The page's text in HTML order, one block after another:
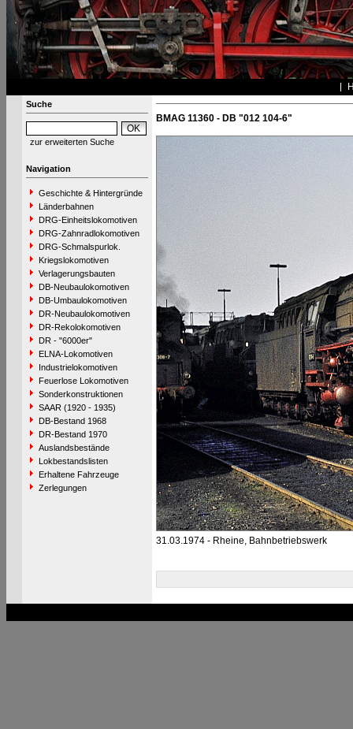
Suche
zur erweiterten Suche
Navigation
Geschichte & Hintergründe
Länderbahnen
DRG-Einheitslokomotiven
DRG-Zahnradlokomotiven
DRG-Schmalspurlok.
Kriegslokomotiven
Verlagerungsbauten
DB-Neubaulokomotiven
DB-Umbaulokomotiven
DR-Neubaulokomotiven
DR-Rekolokomotiven
DR - "6000er"
ELNA-Lokomotiven
Industrielokomotiven
Feuerlose Lokomotiven
Sonderkonstruktionen
SAAR (1920 - 1935)
DB-Bestand 1968
DR-Bestand 1970
Auslandsbestände
Lokbestandslisten
Erhaltene Fahrzeuge
Zerlegungen
BMAG 11360 - DB "012 104-6"
31.03.1974 - Rheine, Bahnbetriebswerk